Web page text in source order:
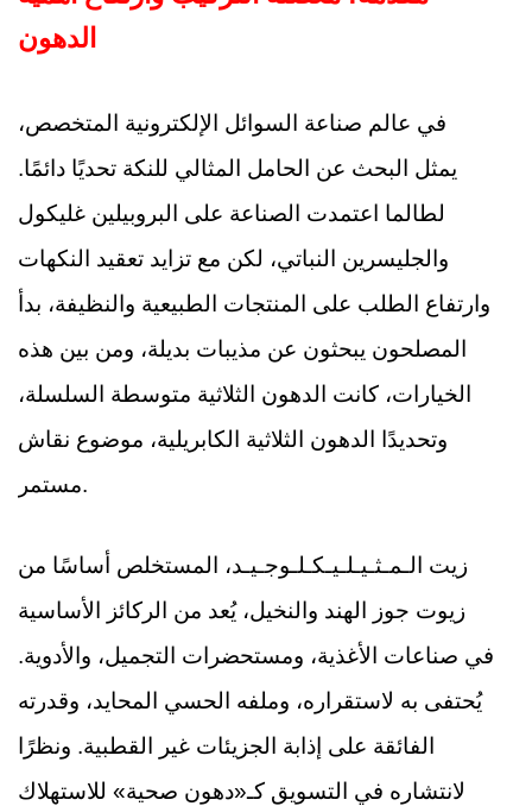
الدهون
في عالم صناعة السوائل الإلكترونية المتخصص،
يمثل البحث عن الحامل المثالي للنكة تحديًا دائمًا.
لطالما اعتمدت الصناعة على البروبيلين غليكول
والجليسرين النباتي، لكن مع تزايد تعقيد النكهات
وارتفاع الطلب على المنتجات الطبيعية والنظيفة، بدأ
المصلحون يبحثون عن مذيبات بديلة، ومن بين هذه
الخيارات، كانت الدهون الثلاثية متوسطة السلسلة،
وتحديدًا الدهون الثلاثية الكابريلية، موضوع نقاش
مستمر.
زيت الـمـثـيـلـيـكـلـوجـيـد، المستخلص أساسًا من
زيوت جوز الهند والنخيل، يُعد من الركائز الأساسية
في صناعات الأغذية، ومستحضرات التجميل، والأدوية.
يُحتفى به لاستقراره، وملفه الحسي المحايد، وقدرته
الفائقة على إذابة الجزيئات غير القطبية. ونظرًا
لانتشاره في التسويق كـ«دهون صحية» للاستهلاك